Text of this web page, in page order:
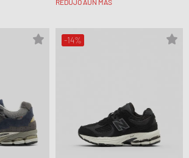
REDUJO AÚN MÁS
-14%